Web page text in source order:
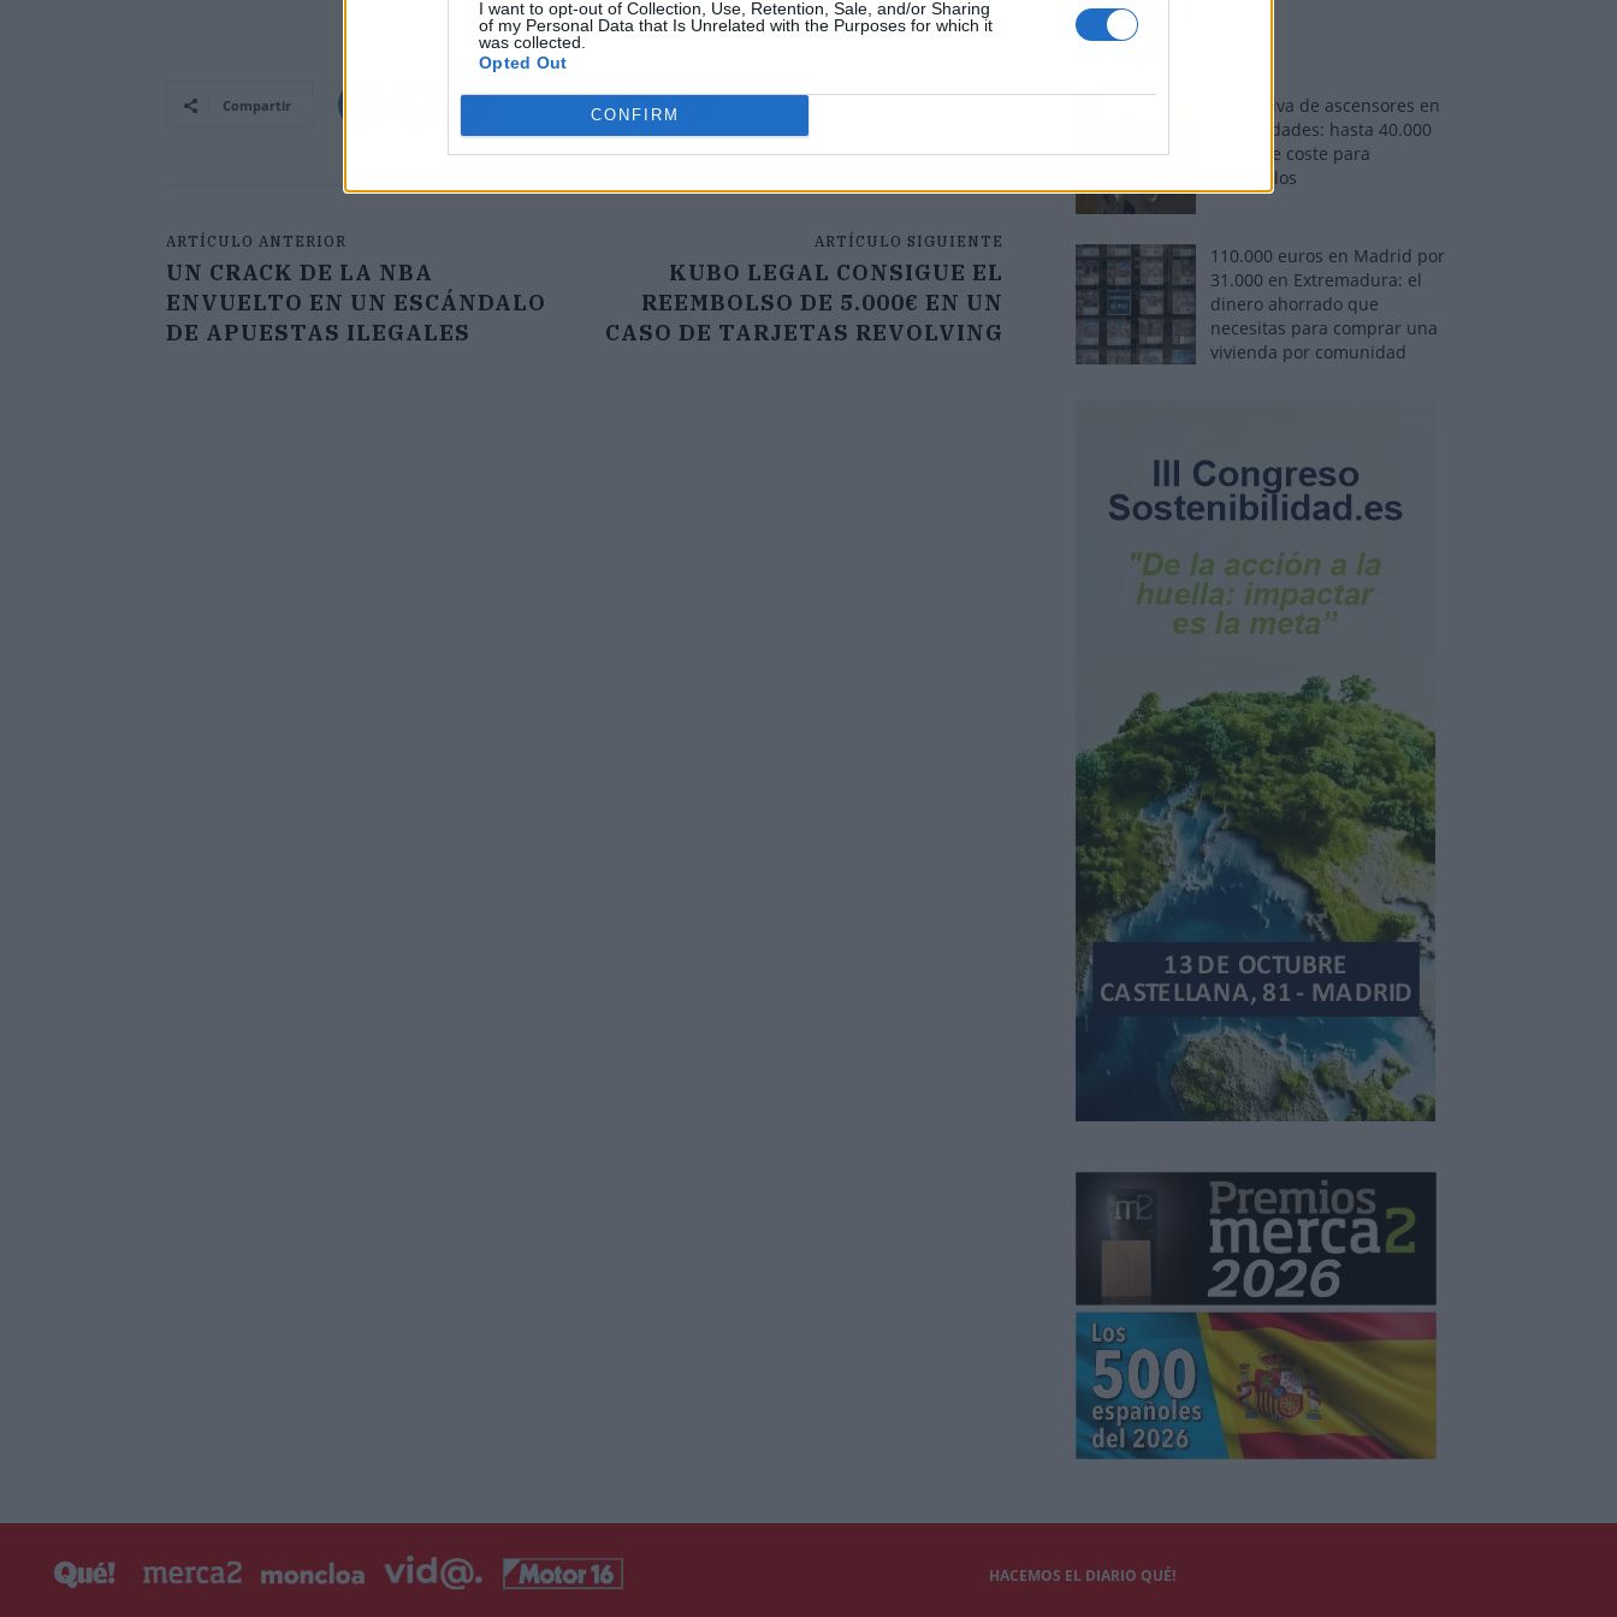
I want to opt-out of Collection, Use, Retention, Sale, and/or Sharing
of my Personal Data that Is Unrelated with the Purposes for which it
was collected.
Opted Out
CONFIRM
Compartir
ARTÍCULO ANTERIOR
UN CRACK DE LA NBA
ENVUELTO EN UN ESCÁNDALO
DE APUESTAS ILEGALES
ARTÍCULO SIGUIENTE
KUBO LEGAL CONSIGUE EL
REEMBOLSO DE 5.000€ EN UN
CASO DE TARJETAS REVOLVING
Normativa de ascensores en
comunidades: hasta 40.000
euros de coste para
adaptarlos
110.000 euros en Madrid por
31.000 en Extremadura: el
dinero ahorrado que
necesitas para comprar una
vivienda por comunidad
HACEMOS EL DIARIO QUÉ!